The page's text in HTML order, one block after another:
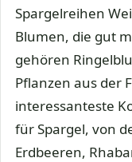
Spargelreihen
Blumen, die gut
gehören
Pflanzen aus der
interessanteste
für Spargel, von
Erdbeeren,